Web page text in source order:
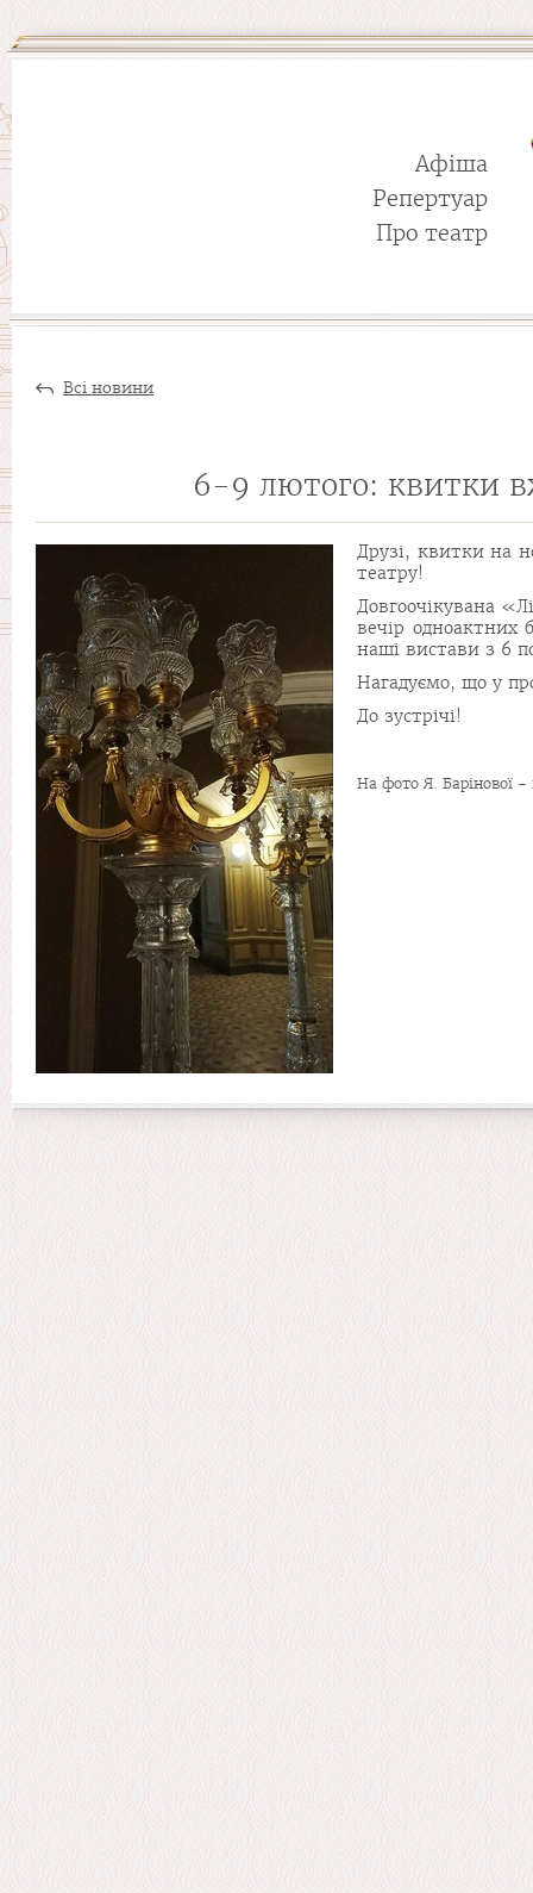
Афіша
Репертуар
Про театр
Всі новини
6-9 лютого: квитки
Друзі, квитки на
театру!
Довгоочікувана
вечір
наші вистави з 6
Нагадуємо, що у
До зустрічі!
На фото Я. Барінової -